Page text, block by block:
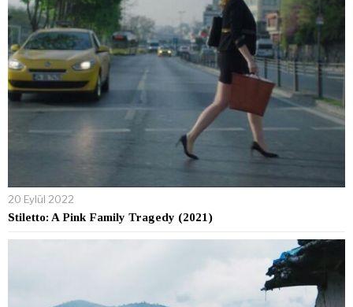
20 Eylül 2022
Stiletto: A Pink Family Tragedy (2021)